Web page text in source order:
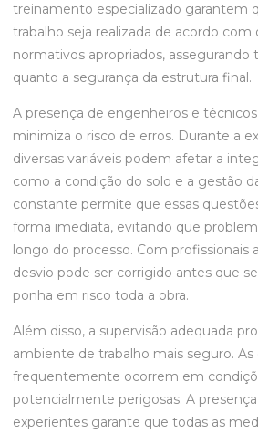
treinamento especializado garantem
trabalho seja realizada de acordo com
normativos apropriados, assegurando
quanto a segurança da estrutura final.
A presença de engenheiros e
minimiza o risco de erros. Durante a
diversas variáveis podem afetar a
como a condição do solo e a gestão
constante permite que essas
forma imediata, evitando que
longo do processo. Com profissionais
desvio pode ser corrigido antes que
ponha em risco toda a obra.
Além disso, a supervisão adequada
ambiente de trabalho mais seguro. As
frequentemente ocorrem em
potencialmente perigosas. A
experientes garante que todas as